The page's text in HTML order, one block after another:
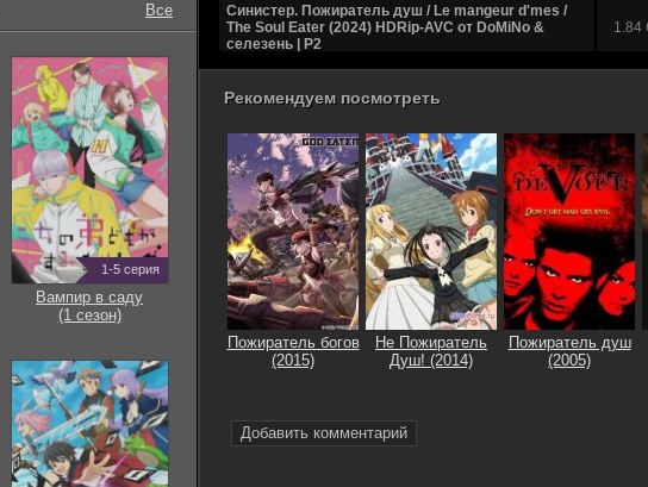
Синистер. Пожиратель душ / Le mangeur d'mes /
The Soul Eater (2024) HDRip-AVC от DoMiNo &
селезень | P2
1.84
The Soul Eater (2024) HDRip-AVC от DoMiNo &
селезень | D | Велес
Дмитрий Дорничев - Демон, Пожиратель душ [14
книг] (2025-2026) МР3
7.90
Дмитрий Дорничев - Демон 10, Пожиратель душ.
Том 10 (2026) МР3
Дмитрий Дорничев - Демон 09, Пожиратель душ.
Том 9 (2026) МР3
Дмитрий Дорничев - Демон 08, Пожиратель душ.
Том 8 (2026) МР3
Дмитрий Дорничев - Демон 07, Пожиратель душ.
Том 7 (2026) МР3
Том 6 (2025) МР3
Рекомендуем посмотреть
Пожиратель богов
(2015)
Не Пожиратель
Душ! (2014)
Пожиратель душ
(2005)
Добавить комментарий
Все
1-5 серия
Вампир в саду
(1 сезон)